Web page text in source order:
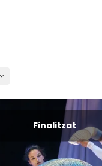
Finalitzat